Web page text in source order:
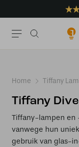
Home Tiffany
Tiffany
Tiffany-lampen en
vanwege hun
gebruik van glas-